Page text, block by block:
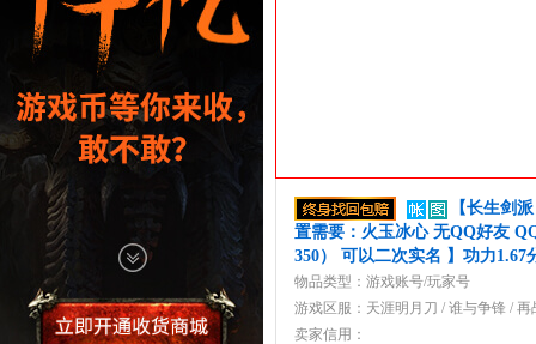
【长生剑
置需要：火玉冰心 无QQ好友
350） 可以二次实名 】功力1.67
物品类型：游戏账号/玩家号
游戏区服： 天涯明月刀 / 谁与争锋 / 再
卖家信用：